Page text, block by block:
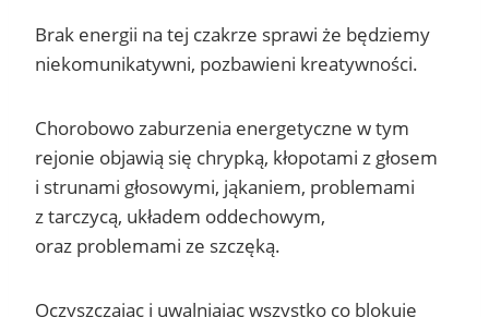
Brak energii na tej czakrze sprawi że będziemy
niekomunikatywni, pozbawieni kreatywności.
Chorobowo zaburzenia energetyczne w tym
rejonie objawią się chrypką, kłopotami z głosem
i strunami głosowymi, jąkaniem, problemami
z tarczycą, układem oddechowym,
oraz problemami ze szczęką.
Oczyszczając i uwalniając wszystko co blokuje